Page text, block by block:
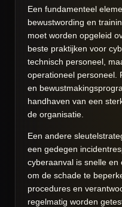
Een fundamenteel
bewustwording en
moet worden opgeleid
beste praktijken voor
technisch personeel,
operationeel personeel.
en
handhaven van een
de organisatie.
Een andere
een gedegen
cyberaanval is snelle
om de schade te
procedures en
regelmatig worden